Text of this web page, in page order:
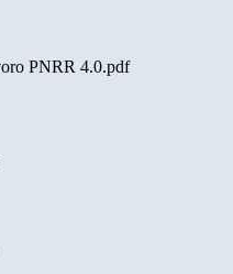
PNRR 4.0.pdf